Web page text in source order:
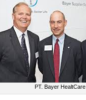
PT. Bayer HealtCare